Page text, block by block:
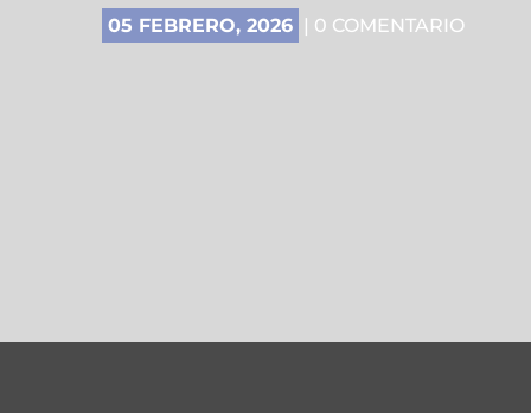
05 FEBRERO, 2026 | 0 COMENTARIO